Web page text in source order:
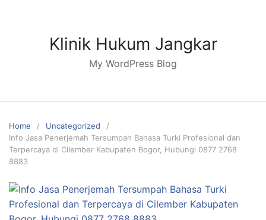
Klinik Hukum Jangkar
My WordPress Blog
Home
Uncategorized
Info Jasa Penerjemah Tersumpah Bahasa Turki Profesional dan
Terpercaya di Cilember Kabupaten Bogor, Hubungi 0877 2768
8883